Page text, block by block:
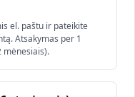
el. paštu ir pateikite
Atsakymas per 1
mėnesiais).